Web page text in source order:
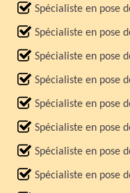
Spécialiste en pose
Spécialiste en pose
Spécialiste en pose
Spécialiste en pose
Spécialiste en pose
Spécialiste en pose
Spécialiste en pose
Spécialiste en pose